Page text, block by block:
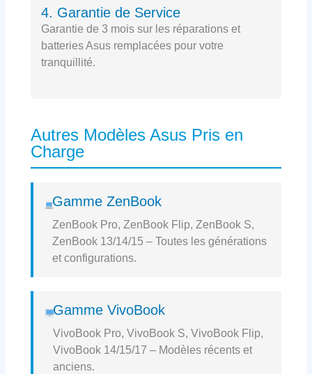
4. Garantie de Service
Garantie de 3 mois sur les réparations et
batteries Asus remplacées pour votre
tranquillité.
Autres Modèles Asus Pris en
Charge
Gamme ZenBook
ZenBook Pro, ZenBook Flip, ZenBook S,
ZenBook 13/14/15 – Toutes les générations
et configurations.
Gamme VivoBook
VivoBook Pro, VivoBook S, VivoBook Flip,
VivoBook 14/15/17 – Modèles récents et
anciens.